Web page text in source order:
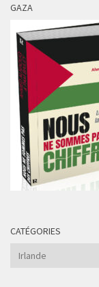
GAZA
CATÉGORIES
Catégories